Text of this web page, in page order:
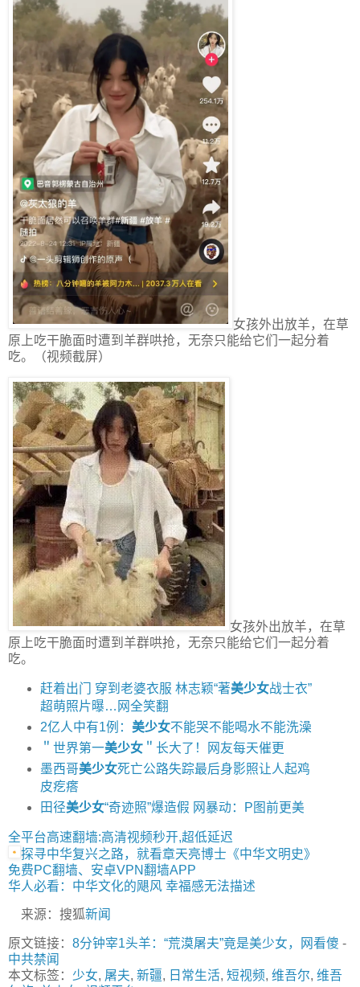
女孩外出放羊，在草
原上吃干脆面时遭到羊群哄抢，无奈只能给它们一起分着
吃。（视频截屏）
女孩外出放羊，在草
原上吃干脆面时遭到羊群哄抢，无奈只能给它们一起分着
吃。
赶着出门 穿到老婆衣服 林志颖“著美少女战士衣”
超萌照片曝…网全笑翻
2亿人中有1例： 美少女不能哭不能喝水不能洗澡
＂世界第一美少女＂长大了！网友每天催更
墨西哥美少女死亡公路失踪最后身影照让人起鸡
皮疙瘩
田径美少女“奇迹照”爆造假 网暴动：P图前更美
全平台高速翻墙:高清视频秒开,超低延迟
探寻中华复兴之路，就看章天亮博士《中华文明史》
免费PC翻墙、安卓VPN翻墙APP
华人必看：中华文化的飓风 幸福感无法描述
来源：搜狐新闻
原文链接： 8分钟宰1头羊：“荒漠屠夫”竟是美少女，网看傻 -
中共禁闻
本文标签： 少女, 屠夫, 新疆, 日常生活, 短视频, 维吾尔, 维吾